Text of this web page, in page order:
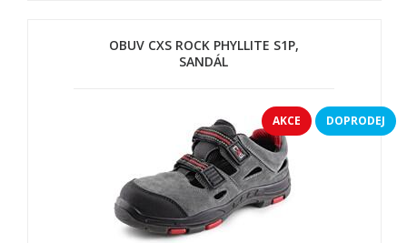
AKCE DOPRODEJ
OBUV CXS ROCK PHYLLITE S1P,
SANDÁL